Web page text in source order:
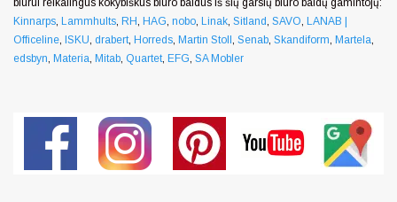
biurui reikalingus kokybiškus biuro baldus iš šių garsių biuro baldų gamintojų:
Kinnarps, Lammhults, RH, HAG, nobo, Linak, Sitland, SAVO, LANAB |
Officeline, ISKU, drabert, Horreds, Martin Stoll , Senab, Skandiform, Martela,
edsbyn, Materia, Mitab, Quartet, EFG, SA Mobler